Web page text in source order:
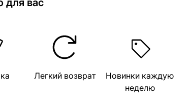
для вас
Легкий возврат
Новинки каждую
неделю